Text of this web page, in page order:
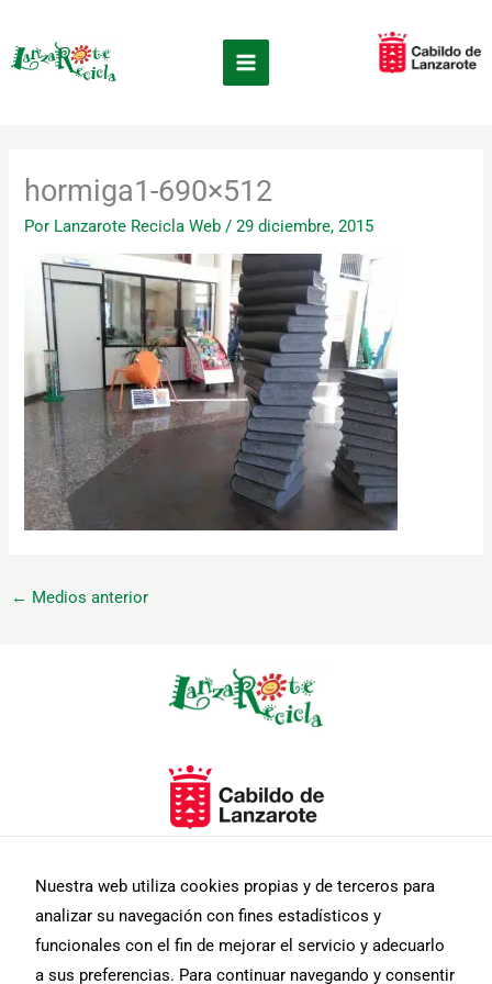
contenido
hormiga1-690×512
Por Lanzarote Recicla Web /29 diciembre, 2015
← Medios anterior
Nuestra web utiliza cookies propias y de terceros para
analizar su navegación con fines estadísticos y
funcionales con el fin de mejorar el servicio y adecuarlo
a sus preferencias. Para continuar navegando y consentir
Necesarias
Estas
opcionales.
Son
necesarias
web.
Estadísticas
Para que